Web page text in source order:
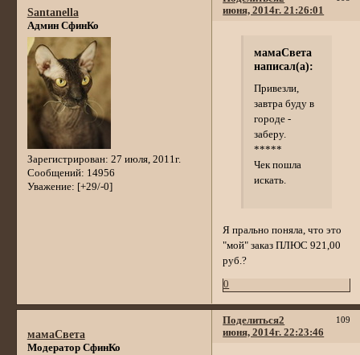
июня, 2014г. 21:26:01
Santanella
Админ СфинКо
Зарегистрирован: 27 июля, 2011г.
Сообщений: 14956
Уважение: [+29/-0]
мамаСвета
написал(а):
Привезли,
завтра буду в
городе -
заберу.
*****
Чек пошла
искать.
Я прально поняла, что это
"мой" заказ ПЛЮС 921,00
руб.?
0
Поделиться 109
2
июня, 2014г. 22:23:46
мамаСвета
Модератор СфинКо